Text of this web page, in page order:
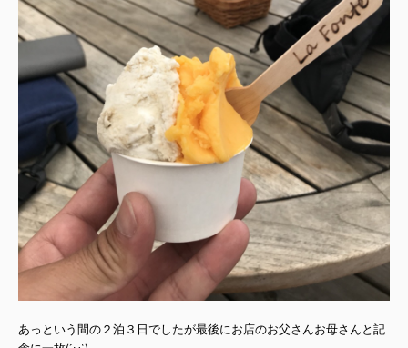
あっという間の２泊３日でしたが最後にお店のお父さんお母さんと記